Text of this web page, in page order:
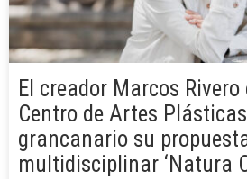
El creador Marcos Rivero
Centro de Artes
grancanario su
multidisciplinar ‘Natura